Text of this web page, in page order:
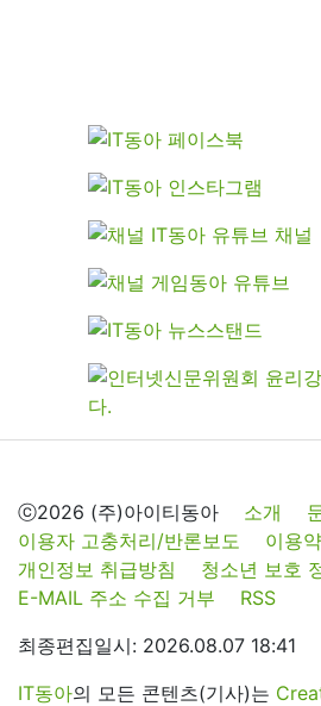
ⓒ2026 (주)아이티동아 소개
이용자 고충처리/반론보도
이용
개인정보 취급방침
청소년 보호
E-MAIL 주소 수집 거부
RSS
최종편집일시: 2026.08.07 18:41
IT동아의 모든 콘텐츠(기사)는